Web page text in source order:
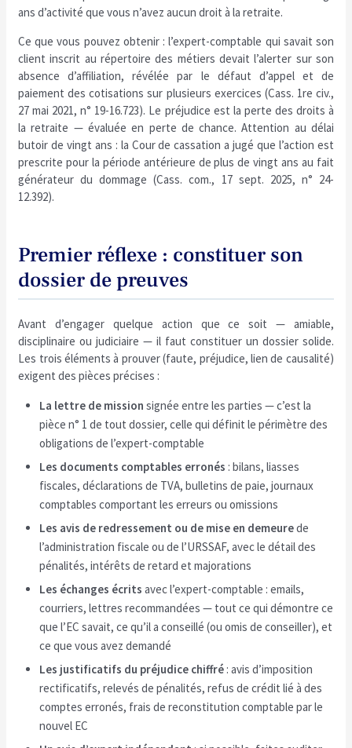
ans d’activité que vous n’avez aucun droit à la retraite.
Ce que vous pouvez obtenir : l’expert-comptable qui savait son
client inscrit au répertoire des métiers devait l’alerter sur son
absence d’affiliation, révélée par le défaut d’appel et de
paiement des cotisations sur plusieurs exercices (Cass. 1re civ.,
27 mai 2021, n° 19-16.723). Le préjudice est la perte des droits à
la retraite — évaluée en perte de chance. Attention au délai
butoir de vingt ans : la Cour de cassation a jugé que l’action est
prescrite pour la période antérieure de plus de vingt ans au fait
générateur du dommage (Cass. com., 17 sept. 2025, n° 24-
12.392).
Premier réflexe : constituer son
dossier de preuves
Avant d’engager quelque action que ce soit — amiable,
disciplinaire ou judiciaire — il faut constituer un dossier solide.
Les trois éléments à prouver (faute, préjudice, lien de causalité)
exigent des pièces précises :
La lettre de mission signée entre les parties — c’est la
pièce n° 1 de tout dossier, celle qui définit le périmètre des
obligations de l’expert-comptable
Les documents comptables erronés : bilans, liasses
fiscales, déclarations de TVA, bulletins de paie, journaux
comptables comportant les erreurs ou omissions
Les avis de redressement ou de mise en demeurede
l’administration fiscale ou de l’URSSAF, avec le détail des
pénalités, intérêts de retard et majorations
Les échanges écrits avec l’expert-comptable : emails,
courriers, lettres recommandées — tout ce qui démontre ce
que l’EC savait, ce qu’il a conseillé (ou omis de conseiller), et
ce que vous avez demandé
Les justificatifs du préjudice chiffré : avis d’imposition
rectificatifs, relevés de pénalités, refus de crédit lié à des
comptes erronés, frais de reconstitution comptable par le
nouvel EC